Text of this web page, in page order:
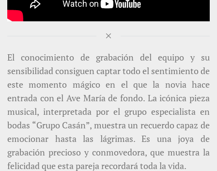
El conocimiento de grabación del equipo y su
sensibilidad consiguen captar todo el sentimiento de
este momento mágico en el que la novia hace
entrada con el Ave María de fondo. La icónica pieza
musical, interpretada por el grupo especialista en
bodas “Grupo Casán”, muestra un recuerdo capaz de
emocionar hasta las lágrimas. Es una joya de
grabación precioso y conmovedora, que muestra la
felicidad que esta pareja recordará toda la vida.